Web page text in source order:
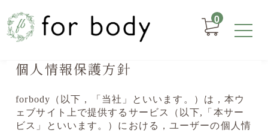
0
個人情報保護方針
forbody（以下，「当社」といいます。）は，本ウ
ェブサイト上で提供するサービス（以下,「本サー
ビス」といいます。）における，ユーザーの個人情